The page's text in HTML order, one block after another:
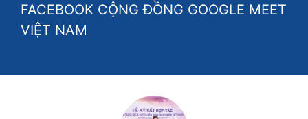
FACEBOOK CỘNG ĐỒNG GOOGLE MEET
VIỆT NAM